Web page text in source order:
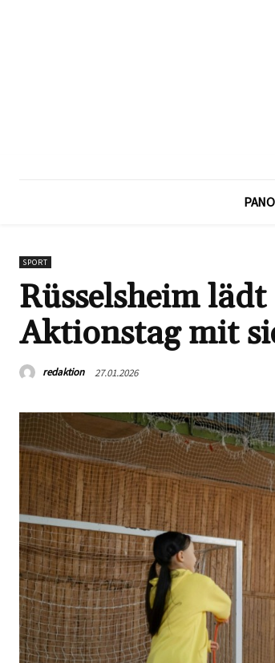
SPORT
Rüsselsheim
Aktionstag mit
redaktion 27.01.2026